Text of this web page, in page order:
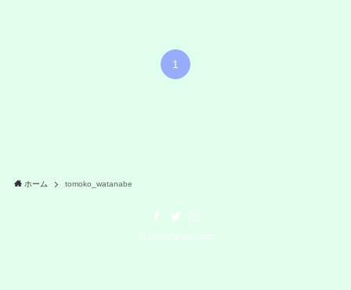
1
ホーム tomoko_watanabe
horienews,com